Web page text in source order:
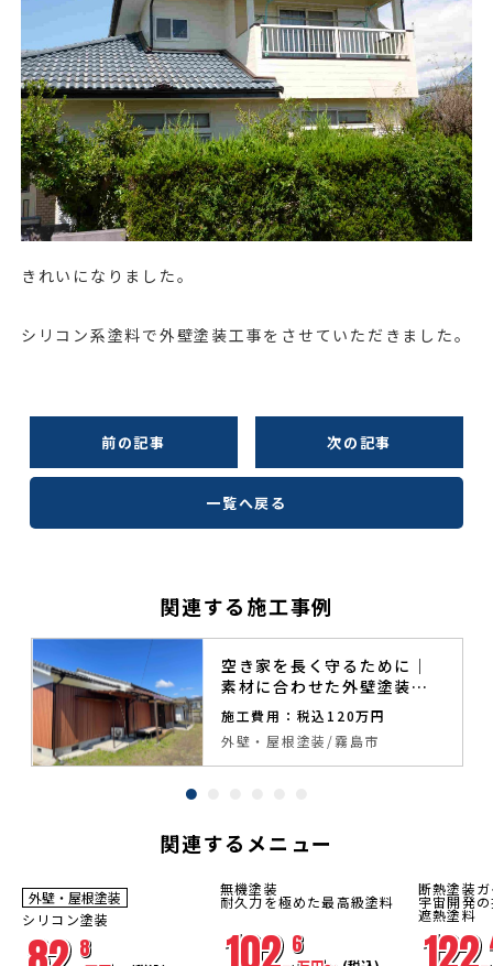
きれいになりました。
シリコン系塗料で外壁塗装工事をさせていただきました。
前の記事 次の記事
一覧へ戻る
関連する施工事例
空き家を長く守るために｜
素材に合わせた外壁塗装と
補修工事
施工費用：税込120万円
外壁・屋根塗装 霧島市
関連するメニュー
足場
工事費
コミコ
外壁・屋根塗装
シリコン塗装
8
足場
工事費
ミ
無機塗装
耐久力を極めた最高級塗料
6
足場
工事費
コミコ
ミ
断熱塗装
宇宙開発
遮熱塗料